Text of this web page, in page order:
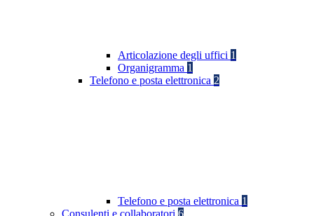
Articolazione degli uffici 1
Organigramma 1
Telefono e posta elettronica 2
Telefono e posta elettronica 1